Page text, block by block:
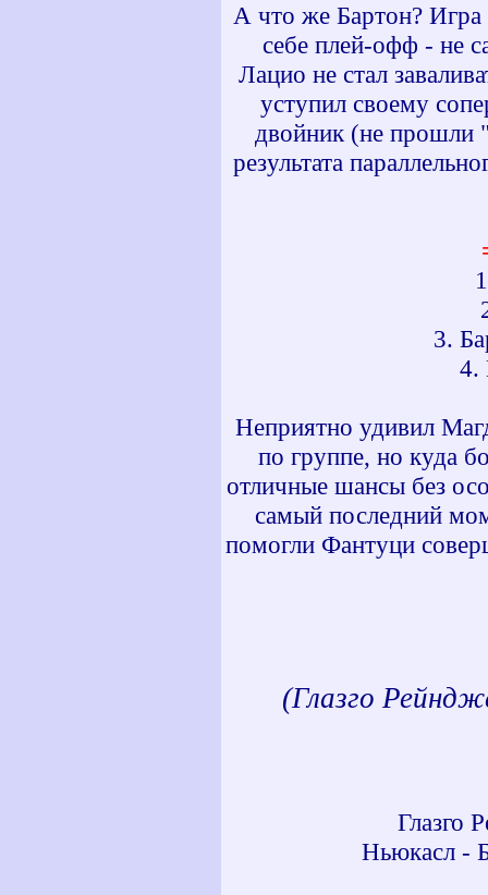
А что же Бартон?
себе плей-офф - не
Лацио не стал
уступил своему
двойник (не прошли
результата
3.
4.
Неприятно удивил
по группе, но куда
отличные шансы без
самый последний
помогли Фантуци
(Глазго
Глазго
Ньюкасл -